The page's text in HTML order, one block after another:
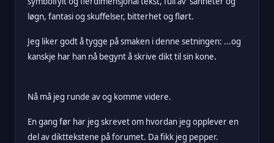
løgn, fantasi og skuffelser, bitterhet og flørt.
Jeg liker godt å tygge på smaken i denne setningen: ...og
kanskje har han nå begynt å skrive dikt til sin kone.
Nå må jeg runde av og komme videre.
En gang før har jeg skrevet om hvordan jeg opplever en
del av dikttekstene på forumet. Da fikk jeg pepper.